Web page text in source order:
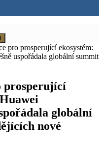
pro prosperující ekosystém:
uspořádala globální summit
prosperující
globální
nové